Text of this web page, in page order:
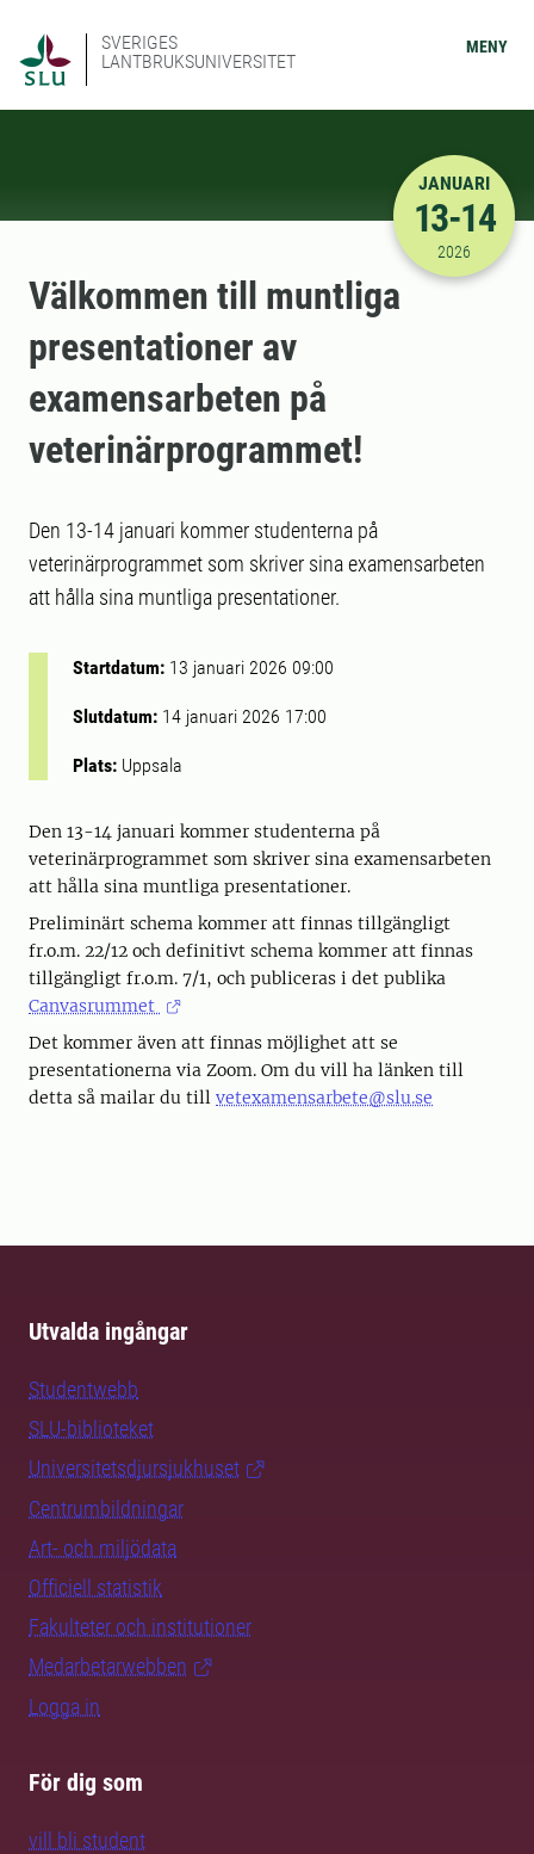
SVERIGES
LANTBRUKSUNIVERSITET
MENY
2026-01-
JANUARI
13-14
2026
Välkommen till muntliga
presentationer av
examensarbeten på
veterinärprogrammet!
Den 13-14 januari kommer studenterna på
veterinärprogrammet som skriver sina examensarbeten
att hålla sina muntliga presentationer.
Startdatum: 13 januari 2026 09:00
Slutdatum: 14 januari 2026 17:00
Plats: Uppsala
Den 13-14 januari kommer studenterna på
veterinärprogrammet som skriver sina examensarbeten
att hålla sina muntliga presentationer.
Preliminärt schema kommer att finnas tillgängligt
fr.o.m. 22/12 och definitivt schema kommer att finnas
tillgängligt fr.o.m. 7/1, och publiceras i det publika
Canvasrummet
Det kommer även att finnas möjlighet att se
presentationerna via Zoom. Om du vill ha länken till
detta så mailar du till vetexamensarbete@slu.se
Utvalda ingångar
Studentwebb
SLU-biblioteket
Universitetsdjursjukhuset
Centrumbildningar
Art- och miljödata
Officiell statistik
Fakulteter och institutioner
Medarbetarwebben
Logga in
För dig som
vill bli student